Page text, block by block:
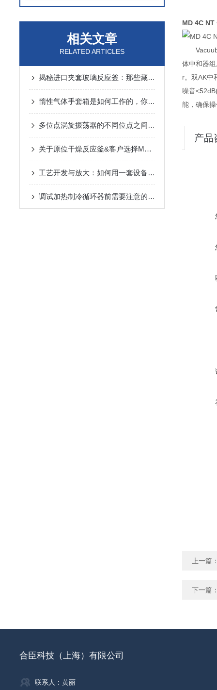
相关文章
RELATED ARTICLES
揭秘进口夹套玻璃反应釜：那些藏在核心功能里的“硬核实力”
惰性气体手套箱是如何工作的，你知道吗？
多位点涡旋振荡器的不同位点之间的相互作用
关于原位干燥反应釜&客户选择Mya4反应站五大原因研讨会视频内容
工艺开发与放大：如何用一套设备完成从2ml到400ml反应优化？
调试加热制冷循环器前需要注意的问题
MD 4C NT
体中和器
r。双AK中
噪音
能，确保
产品
上一篇
下一篇
合臣科技（上海）有限公司
联系人：黄丽